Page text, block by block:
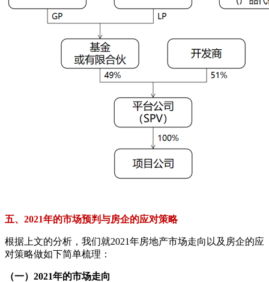
五、2021年的市场预判与房企的应对策略
根据上文的分析，我们就2021年房地产市场走向以及房企的应
对策略做如下简单梳理：
（一）2021年的市场走向